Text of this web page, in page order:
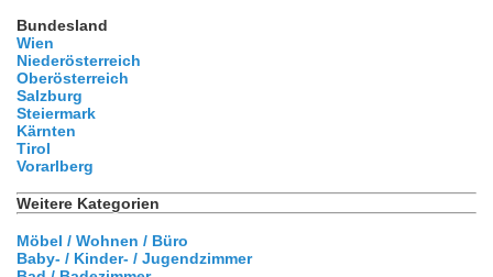
Bundesland
Wien
Niederösterreich
Oberösterreich
Salzburg
Steiermark
Kärnten
Tirol
Vorarlberg
Weitere Kategorien
Möbel / Wohnen / Büro
Baby- / Kinder- / Jugendzimmer